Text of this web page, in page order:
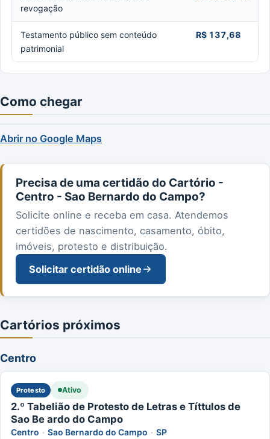
revogação
Testamento público sem conteúdo
patrimonial
R$ 137,68
Como chegar
Abrir no Google Maps
Precisa de uma certidão do Cartório -
Centro - Sao Bernardo do Campo?
Solicite online e receba em casa. Atendemos
certidões de nascimento, casamento, óbito,
imóveis, protesto e distribuição.
Solicitar certidão online
Cartórios próximos
Centro
Protesto Ativo
2.º Tabelião de Protesto de Letras e Títtulos de
Sao Be ardo do Campo
Centro · Sao Bernardo do Campo · SP